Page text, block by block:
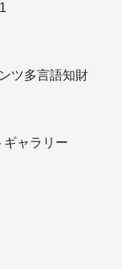
ツ多言語知財
ャラリー